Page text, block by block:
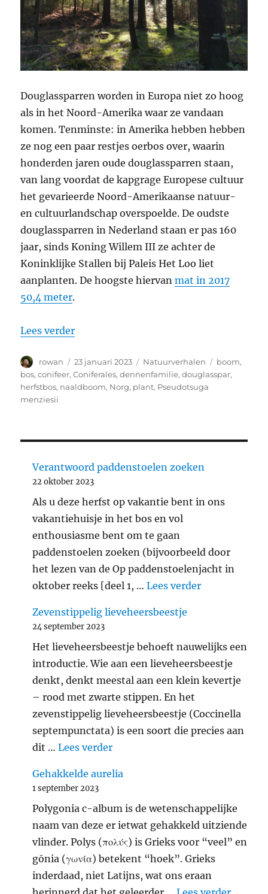
Douglassparren worden in Europa niet zo hoog
als in het Noord-Amerika waar ze vandaan
komen. Tenminste: in Amerika hebben hebben
ze nog een paar restjes oerbos over, waarin
honderden jaren oude douglassparren staan,
van lang voordat de kapgrage Europese cultuur
het gevarieerde Noord-Amerikaanse natuur-
en cultuurlandschap overspoelde. De oudste
douglassparren in Nederland staan er pas 160
jaar, sinds Koning Willem III ze achter de
Koninklijke Stallen bij Paleis Het Loo liet
aanplanten. De hoogste hiervanmat in 2017
50,4 meter.
Lees verder“Douglassparrenbos in Norg”
Auteur
rowan
Geplaatst
op
23 januari 2023 Categorieën
Natuurverhalen Tags
boom,
bos,conifeer,Coniferales,dennenfamilie,douglasspar,
herfstbos, naaldboom, Norg, plant, Pseudotsuga
menziesii
Verantwoord paddenstoelen zoeken
22 oktober 2023
Als u deze herfst op vakantie bent in ons
vakantiehuisje in het bos en vol
enthousiasme bent om te gaan
paddenstoelen zoeken (bijvoorbeeld door
het lezen van de Op paddenstoelenjacht in
oktober reeks [deel 1, …Lees verder
Zevenstippelig lieveheersbeestje
24 september 2023
Het lieveheersbeestje behoeft nauwelijks een
introductie. Wie aan een lieveheersbeestje
denkt, denkt meestal aan een klein kevertje
– rood met zwarte stippen. En het
zevenstippelig lieveheersbeestje (Coccinella
septempunctata) is een soort die precies aan
dit …Lees verder"Zevenstippelig
Gehakkelde aurelia
1 september 2023
Polygonia c-album is de wetenschappelijke
naam van deze er ietwat gehakkeld uitziende
vlinder. Polys (πολύς) is Grieks voor “veel” en
gōnia (γωνία) betekent “hoek”. Grieks
inderdaad, niet Latijns, wat ons eraan